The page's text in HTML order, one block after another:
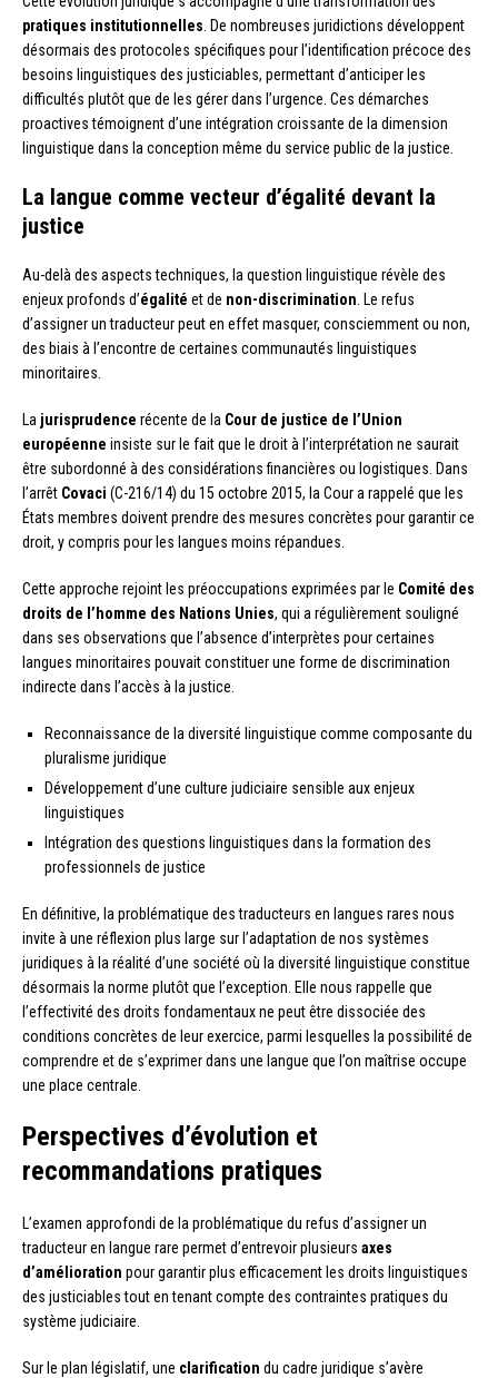
pratiques institutionnelles . De nombreuses juridictions développent
désormais des protocoles spécifiques pour l’identification précoce des
besoins linguistiques des justiciables, permettant d’anticiper les
difficultés plutôt que de les gérer dans l’urgence. Ces démarches
proactives témoignent d’une intégration croissante de la dimension
linguistique dans la conception même du service public de la justice.
La langue comme vecteur d’égalité devant la
justice
Au-delà des aspects techniques, la question linguistique révèle des
enjeux profonds d’égalité et de non-discrimination . Le refus
d’assigner un traducteur peut en effet masquer, consciemment ou non,
des biais à l’encontre de certaines communautés linguistiques
minoritaires.
La jurisprudence récente de la Cour de justice de l’Union
européenne insiste sur le fait que le droit à l’interprétation ne saurait
être subordonné à des considérations financières ou logistiques. Dans
l’arrêt Covaci (C-216/14) du 15 octobre 2015, la Cour a rappelé que les
États membres doivent prendre des mesures concrètes pour garantir ce
droit, y compris pour les langues moins répandues.
Cette approche rejoint les préoccupations exprimées par le Comité des
droits de l’homme des Nations Unies, qui a régulièrement souligné
dans ses observations que l’absence d’interprètes pour certaines
langues minoritaires pouvait constituer une forme de discrimination
indirecte dans l’accès à la justice.
Reconnaissance de la diversité linguistique comme composante du
pluralisme juridique
Développement d’une culture judiciaire sensible aux enjeux
linguistiques
Intégration des questions linguistiques dans la formation des
professionnels de justice
En définitive, la problématique des traducteurs en langues rares nous
invite à une réflexion plus large sur l’adaptation de nos systèmes
juridiques à la réalité d’une société où la diversité linguistique constitue
désormais la norme plutôt que l’exception. Elle nous rappelle que
l’effectivité des droits fondamentaux ne peut être dissociée des
conditions concrètes de leur exercice, parmi lesquelles la possibilité de
comprendre et de s’exprimer dans une langue que l’on maîtrise occupe
une place centrale.
Perspectives d’évolution et
recommandations pratiques
L’examen approfondi de la problématique du refus d’assigner un
traducteur en langue rare permet d’entrevoir plusieurs axes
d’amélioration pour garantir plus efficacement les droits linguistiques
des justiciables tout en tenant compte des contraintes pratiques du
système judiciaire.
Sur le plan législatif, une clarification du cadre juridique s’avère